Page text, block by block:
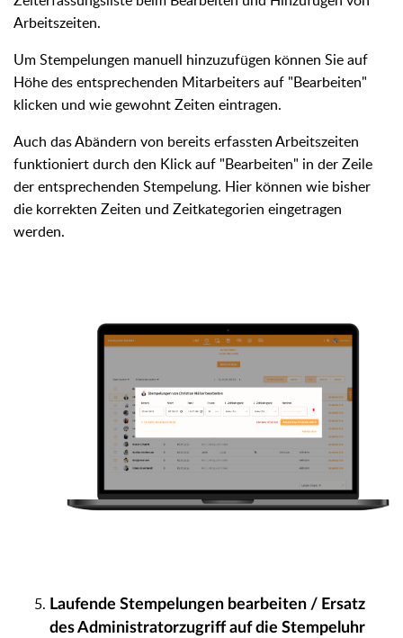
Arbeitszeiten.
Um Stempelungen manuell hinzuzufügen können Sie auf
Höhe des entsprechenden Mitarbeiters auf "Bearbeiten"
klicken und wie gewohnt Zeiten eintragen.
Auch das Abändern von bereits erfassten Arbeitszeiten
funktioniert durch den Klick auf "Bearbeiten" in der Zeile
der entsprechenden Stempelung. Hier können wie bisher
die korrekten Zeiten und Zeitkategorien eingetragen
werden.
Laufende Stempelungen bearbeiten / Ersatz
des Administratorzugriff auf die Stempeluhr